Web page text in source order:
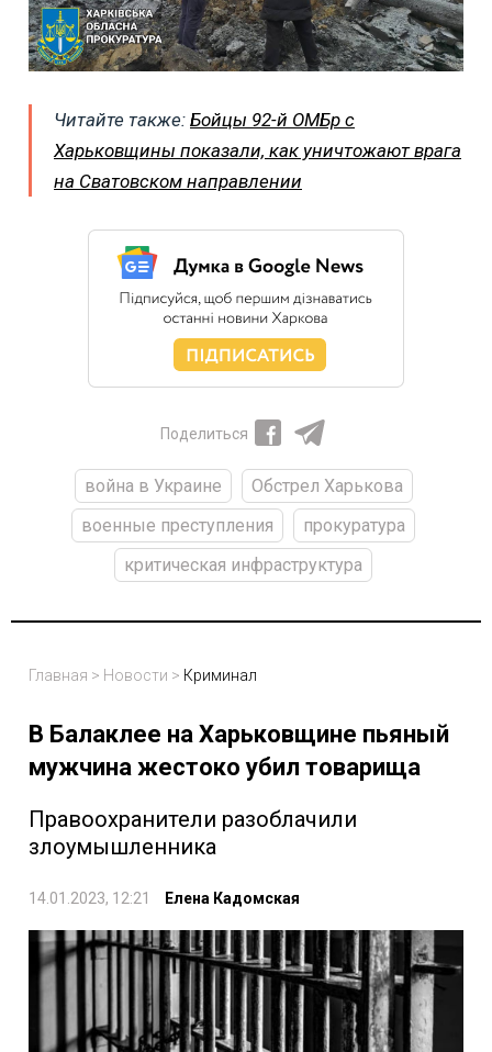
Читайте также: Бойцы 92-й ОМБр с
Харьковщины показали, как уничтожают врага
на Сватовском направлении
Поделиться
война в Украине
Обстрел Харькова
военные преступления
прокуратура
критическая инфраструктура
Главная > Новости > Криминал
В Балаклее на Харьковщине пьяный
мужчина жестоко убил товарища
Правоохранители разоблачили
злоумышленника
14.01.2023, 12:21 Елена Кадомская